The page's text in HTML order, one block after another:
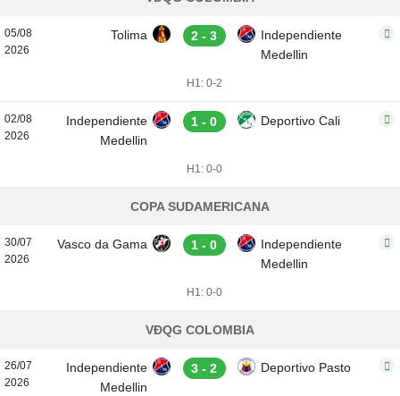
05/08
2026
Tolima 2 - 3
Independiente
Medellin
H1: 0-2
02/08
2026
Independiente
Medellin
1 - 0 Deportivo Cali
H1: 0-0
COPA SUDAMERICANA
30/07
2026
Vasco da Gama 1 - 0
Independiente
Medellin
H1: 0-0
VĐQG COLOMBIA
26/07
2026
Independiente
Medellin
3 - 2 Deportivo Pasto